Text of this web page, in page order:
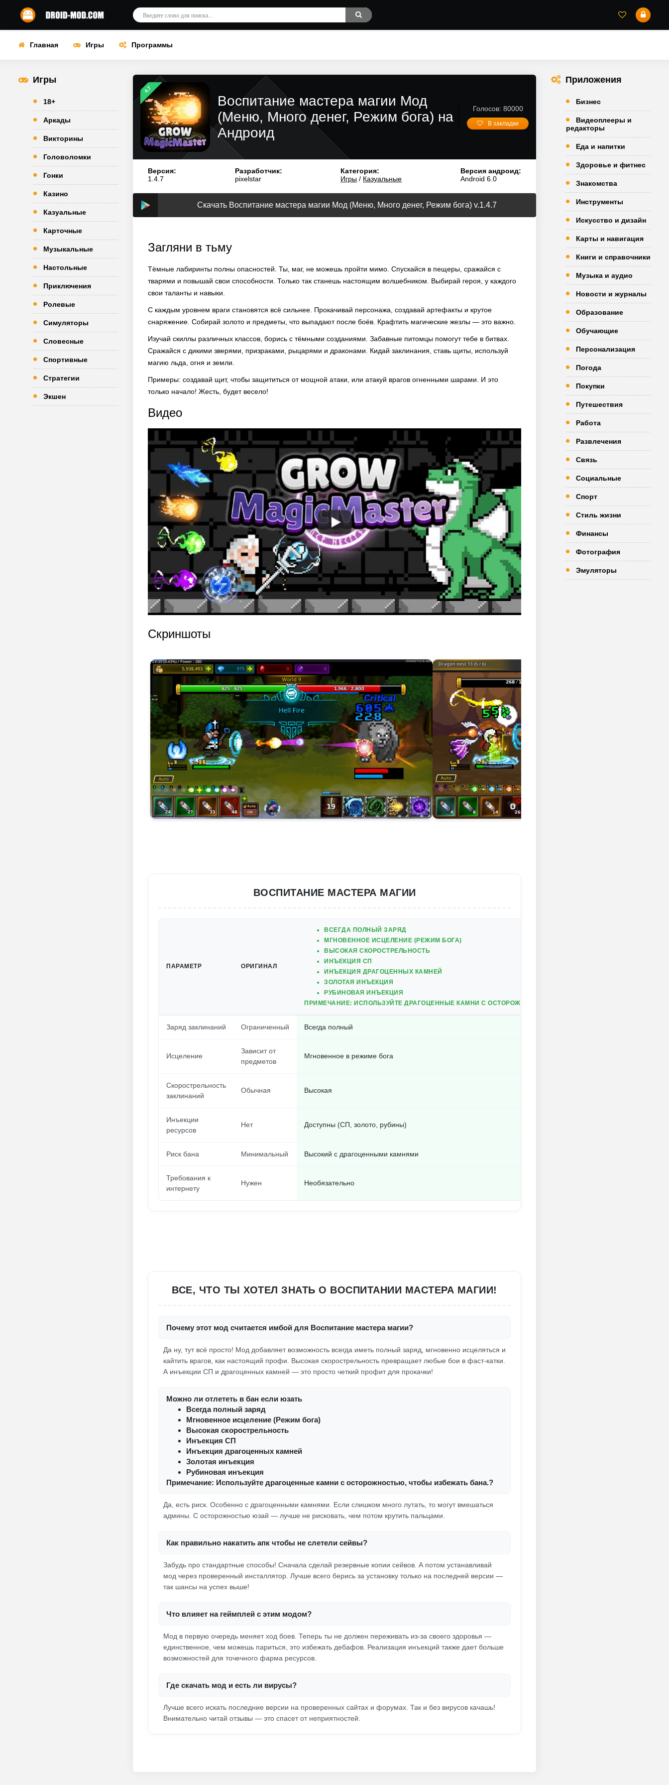
Главная Игры Программы
Игры
18+
Аркады
Викторины
Головоломки
Гонки
Казино
Казуальные
Карточные
Музыкальные
Настольные
Приключения
Ролевые
Симуляторы
Словесные
Спортивные
Стратегии
Экшен
4.7
Воспитание мастера магии Мод
(Меню, Много денег, Режим бога) на
Андроид
Голосов: 80000
В закладки
Версия:
1.4.7
Разработчик:
pixelstar
Категория:
Игры / Казуальные
Версия андроид:
Android 6.0
Скачать Воспитание мастера магии Мод (Меню, Много денег, Режим бога) v.1.4.7
Загляни в тьму
Тёмные лабиринты полны опасностей. Ты, маг, не можешь пройти мимо. Спускайся в пещеры, сражайся с
тварями и повышай свои способности. Только так станешь настоящим волшебником. Выбирай героя, у каждого
свои таланты и навыки.
С каждым уровнем враги становятся всё сильнее. Прокачивай персонажа, создавай артефакты и крутое
снаряжение. Собирай золото и предметы, что выпадают после боёв. Крафтить магические жезлы — это важно.
Изучай скиллы различных классов, борись с тёмными созданиями. Забавные питомцы помогут тебе в битвах.
Сражайся с дикими зверями, призраками, рыцарями и драконами. Кидай заклинания, ставь щиты, используй
магию льда, огня и земли.
Примеры: создавай щит, чтобы защититься от мощной атаки, или атакуй врагов огненными шарами. И это
только начало! Жесть, будет весело!
Видео
Скриншоты
ВОСПИТАНИЕ МАСТЕРА МАГИИ
ПАРАМЕТР ОРИГИНАЛ
ВСЕГДА ПОЛНЫЙ ЗАРЯД
МГНОВЕННОЕ ИСЦЕЛЕНИЕ (РЕЖИМ БОГА)
ВЫСОКАЯ СКОРОСТРЕЛЬНОСТЬ
ИНЪЕКЦИЯ СП
ИНЪЕКЦИЯ ДРАГОЦЕННЫХ КАМНЕЙ
ЗОЛОТАЯ ИНЪЕКЦИЯ
РУБИНОВАЯ ИНЪЕКЦИЯ
ПРИМЕЧАНИЕ: ИСПОЛЬЗУЙТЕ ДРАГОЦЕННЫЕ КАМНИ С ОСТОРОЖНОСТЬЮ, ЧТОБЫ ИЗБЕЖАТЬ БАНА.
Заряд заклинаний Ограниченный Всегда полный
Исцеление
Зависит от
предметов
Мгновенное в режиме бога
Скорострельность
заклинаний
Обычная Высокая
Инъекции
ресурсов
Нет Доступны (СП, золото, рубины)
Риск бана Минимальный Высокий с драгоценными камнями
Требования к
интернету
Нужен Необязательно
ВСЕ, ЧТО ТЫ ХОТЕЛ ЗНАТЬ О ВОСПИТАНИИ МАСТЕРА МАГИИ!
Почему этот мод считается имбой для Воспитание мастера магии?
Да ну, тут всё просто! Мод добавляет возможность всегда иметь полный заряд, мгновенно исцеляться и
кайтить врагов, как настоящий профи. Высокая скорострельность превращает любые бои в фаст-катки.
А инъекции СП и драгоценных камней — это просто четкий профит для прокачки!
Можно ли отлететь в бан если юзать
Всегда полный заряд
Мгновенное исцеление (Режим бога)
Высокая скорострельность
Инъекция СП
Инъекция драгоценных камней
Золотая инъекция
Рубиновая инъекция
Примечание: Используйте драгоценные камни с осторожностью, чтобы избежать бана.?
Да, есть риск. Особенно с драгоценными камнями. Если слишком много лутать, то могут вмешаться
админы. С осторожностью юзай — лучше не рисковать, чем потом крутить пальцами.
Как правильно накатить апк чтобы не слетели сейвы?
Забудь про стандартные способы! Сначала сделай резервные копии сейвов. А потом устанавливай
мод через проверенный инсталлятор. Лучше всего берись за установку только на последней версии —
так шансы на успех выше!
Что влияет на геймплей с этим модом?
Мод в первую очередь меняет ход боев. Теперь ты не должен переживать из-за своего здоровья —
единственное, чем можешь париться, это избежать дебафов. Реализация инъекций также дает больше
возможностей для точечного фарма ресурсов.
Где скачать мод и есть ли вирусы?
Лучше всего искать последние версии на проверенных сайтах и форумах. Так и без вирусов качашь!
Внимательно читай отзывы — это спасет от неприятностей.
Приложения
Бизнес
Видеоплееры и
редакторы
Еда и напитки
Здоровье и фитнес
Знакомства
Инструменты
Искусство и дизайн
Карты и навигация
Книги и справочники
Музыка и аудио
Новости и журналы
Образование
Обучающие
Персонализация
Погода
Покупки
Путешествия
Работа
Развлечения
Связь
Социальные
Спорт
Стиль жизни
Финансы
Фотография
Эмуляторы